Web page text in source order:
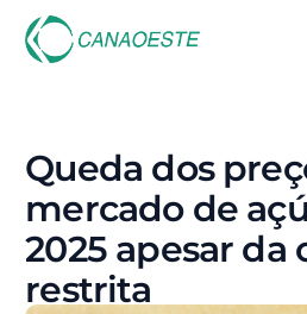
Queda dos
mercado de
2025 apesar da
restrita